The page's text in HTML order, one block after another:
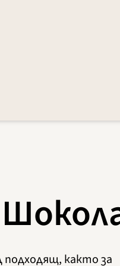
подходящ, както за